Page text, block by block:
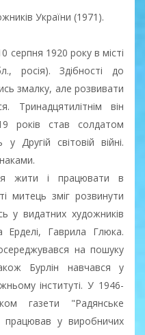
України (1971).
серпня 1920 року в місті
росія). Здібності до
змалку, але розвивати
Тринадцятилітнім він
років став солдатом
Другій світовій війні.
жити і працювати в
митець зміг розвинути
у видатних художників
Гаврила Глюка.
на пошуку
Бурлін навчався у
інституті. У 1946-
газети "Радянське
у виробничих